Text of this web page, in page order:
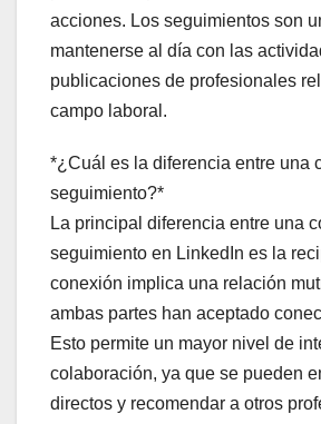
acciones. Los seguimientos son
mantenerse al día con las
publicaciones de profesionales
campo laboral.
*¿Cuál es la diferencia entre una
seguimiento?*
La principal diferencia entre una
seguimiento en LinkedIn es la
conexión implica una relación
ambas partes han aceptado
Esto permite un mayor nivel de
colaboración, ya que se pueden
directos y recomendar a otros